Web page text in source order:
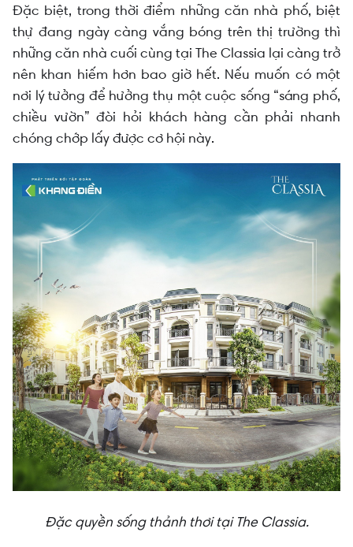
Đặc biệt, trong thời điểm những căn nhà phố, biệt
thự đang ngày càng vắng bóng trên thị trường thì
những căn nhà cuối cùng tại The Classia lại càng trở
nên khan hiếm hơn bao giờ hết. Nếu muốn có một
nơi lý tưởng để hưởng thụ một cuộc sống “sáng phố,
chiều vườn” đòi hỏi khách hàng cần phải nhanh
chóng chớp lấy được cơ hội này.
Đặc quyền sống thảnh thơi tại The Classia.